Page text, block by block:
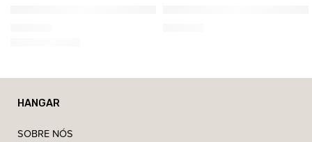
HANGAR
SOBRE NÓS